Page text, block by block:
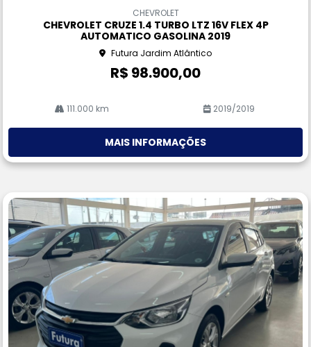
CHEVROLET
CHEVROLET CRUZE 1.4 TURBO LTZ 16V FLEX 4P
AUTOMATICO GASOLINA 2019
Futura Jardim Atlântico
R$ 98.900,00
111.000 km 2019/2019
MAIS INFORMAÇÕES